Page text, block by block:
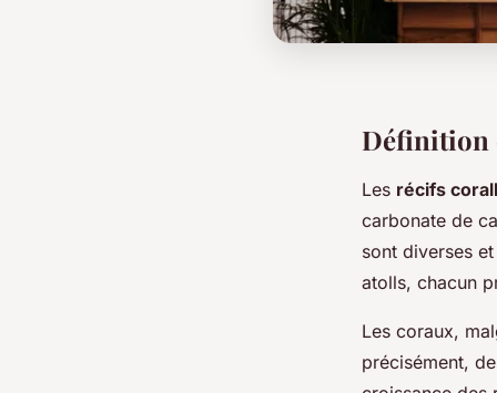
Définition
Les récifs
carbonate de
sont diverses
atolls, chacun
Les coraux,
précisément,